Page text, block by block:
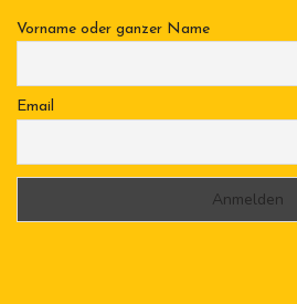
Vorname oder ganzer Name
Email